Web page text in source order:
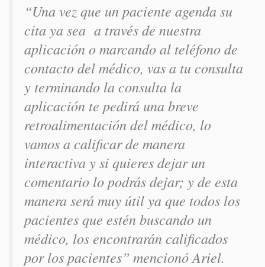
“Una vez que un paciente agenda su
cita ya sea a través de nuestra
aplicación o marcando al teléfono de
contacto del médico, vas a tu consulta
y terminando la consulta la
aplicación te pedirá una breve
retroalimentación del médico, lo
vamos a calificar de manera
interactiva y si quieres dejar un
comentario lo podrás dejar; y de esta
manera será muy útil ya que todos los
pacientes que estén buscando un
médico, los encontrarán calificados
por los pacientes” mencionó Ariel.